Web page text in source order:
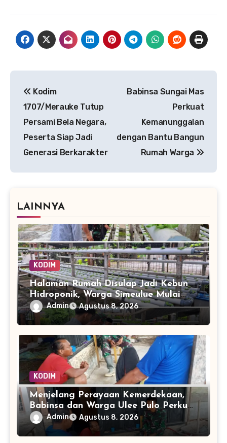
pos
Kodim
1707/Merauke Tutup
Persami Bela Negara,
Peserta Siap Jadi
Generasi Berkarakter
Babinsa Sungai Mas
Perkuat
Kemanunggalan
dengan Bantu Bangun
Rumah Warga
LAINNYA
KODIM
Halaman Rumah Disulap Jadi Kebun
Hidroponik, Warga Simeulue Mulai
Panen Peluang
Admin Agustus 8, 2026
KODIM
Menjelang Perayaan Kemerdekaan,
Babinsa dan Warga Ulee Pulo Perkuat
Semangat Kebersamaan
Admin Agustus 8, 2026